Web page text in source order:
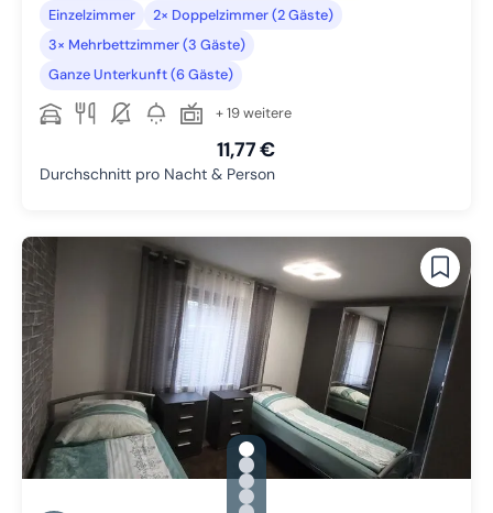
Einzelzimmer
2× Doppelzimmer (2 Gäste)
3× Mehrbettzimmer (3 Gäste)
Ganze Unterkunft (6 Gäste)
+ 19 weitere
11,77 €
Durchschnitt pro Nacht & Person
gallery.slide_selector
Zu Slide 1 wechseln
Zu Slide 2 wechseln
Zu Slide 3 wechseln